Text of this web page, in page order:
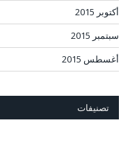
أكتوبر 2015
سبتمبر 2015
أغسطس 2015
تصنيفات